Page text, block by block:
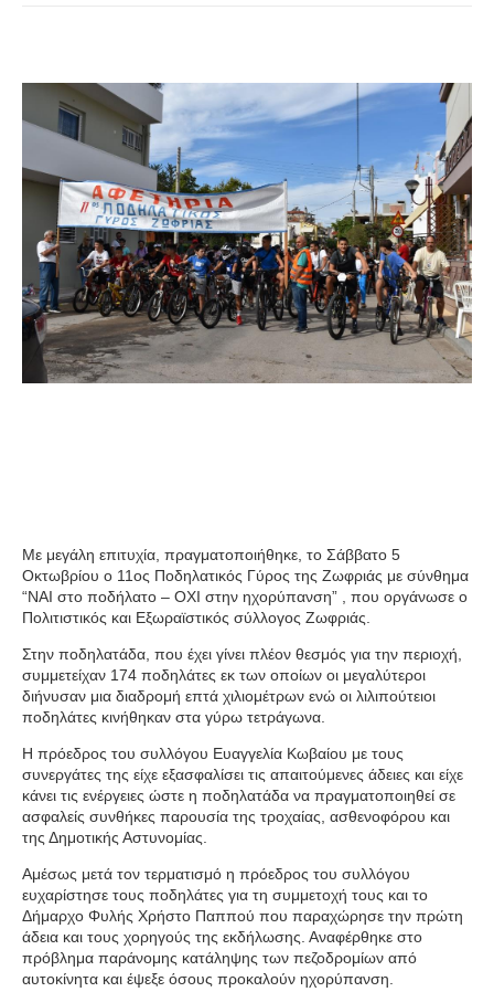
Με μεγάλη επιτυχία, πραγματοποιήθηκε, το Σάββατο 5
Οκτωβρίου ο 11ος Ποδηλατικός Γύρος της Ζωφριάς με σύνθημα
“ΝΑΙ στο ποδήλατο – ΟΧΙ στην ηχορύπανση” , που οργάνωσε ο
Πολιτιστικός και Εξωραϊστικός σύλλογος Ζωφριάς.
Στην ποδηλατάδα, που έχει γίνει πλέον θεσμός για την περιοχή,
συμμετείχαν 174 ποδηλάτες εκ των οποίων οι μεγαλύτεροι
διήνυσαν μια διαδρομή επτά χιλιομέτρων ενώ οι λιλιπούτειοι
ποδηλάτες κινήθηκαν στα γύρω τετράγωνα.
Η πρόεδρος του συλλόγου Ευαγγελία Κωβαίου με τους
συνεργάτες της είχε εξασφαλίσει τις απαιτούμενες άδειες και είχε
κάνει τις ενέργειες ώστε η ποδηλατάδα να πραγματοποιηθεί σε
ασφαλείς συνθήκες παρουσία της τροχαίας, ασθενοφόρου και
της Δημοτικής Αστυνομίας.
Αμέσως μετά τον τερματισμό η πρόεδρος του συλλόγου
ευχαρίστησε τους ποδηλάτες για τη συμμετοχή τους και το
Δήμαρχο Φυλής Χρήστο Παππού που παραχώρησε την πρώτη
άδεια και τους χορηγούς της εκδήλωσης. Αναφέρθηκε στο
πρόβλημα παράνομης κατάληψης των πεζοδρομίων από
αυτοκίνητα και έψεξε όσους προκαλούν ηχορύπανση.